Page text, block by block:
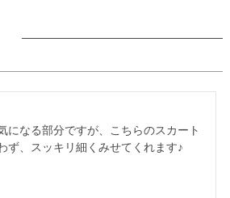
になる部分ですが、こちらのスカート
ず、スッキリ細くみせてくれます♪